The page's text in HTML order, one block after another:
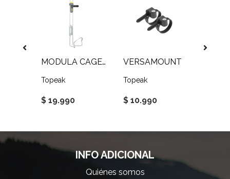
MODULA CAGE XL
Topeak
$ 19.990
VERSAMOUNT
Topeak
$ 10.990
INFO ADICIONAL
Quiénes somos